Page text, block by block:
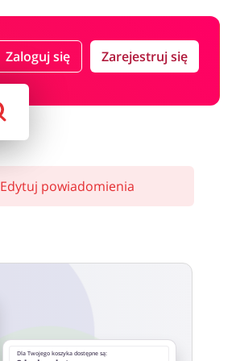
Zaloguj się Zarejestruj się
Edytuj powiadomienia
Dla Twojego koszyka dostępne są: